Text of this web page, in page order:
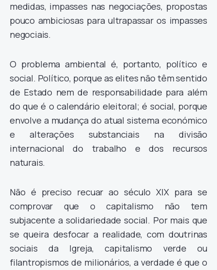
medidas, impasses nas negociações, propostas
pouco ambiciosas para ultrapassar os impasses
negociais.
O problema ambiental é, portanto, político e
social. Político, porque as elites não têm sentido
de Estado nem de responsabilidade para além
do que é o calendário eleitoral; é social, porque
envolve a mudança do atual sistema económico
e alterações substanciais na divisão
internacional do trabalho e dos recursos
naturais.
Não é preciso recuar ao século XIX para se
comprovar que o capitalismo não tem
subjacente a solidariedade social. Por mais que
se queira desfocar a realidade, com doutrinas
sociais da Igreja, capitalismo verde ou
filantropismos de milionários, a verdade é que o